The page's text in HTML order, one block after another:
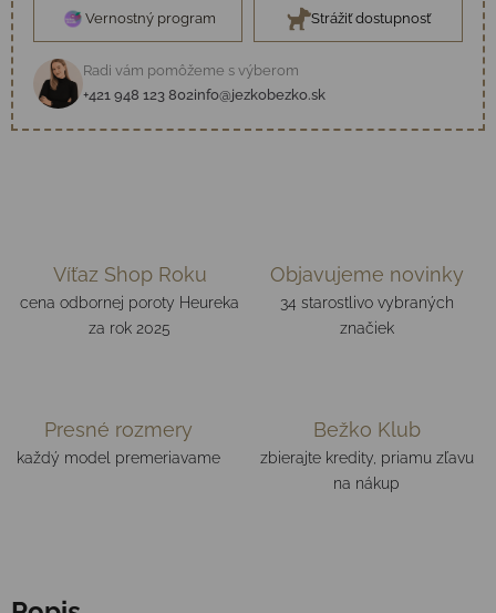
Vernostný program Strážiť dostupnosť
Radi vám pomôžeme s výberom
+421 948 123 802info@jezkobezko.sk
Víťaz Shop Roku
cena odbornej poroty Heureka
za rok 2025
Objavujeme novinky
34 starostlivo vybraných
značiek
Presné rozmery
každý model premeriavame
Bežko Klub
zbierajte kredity, priamu zľavu
na nákup